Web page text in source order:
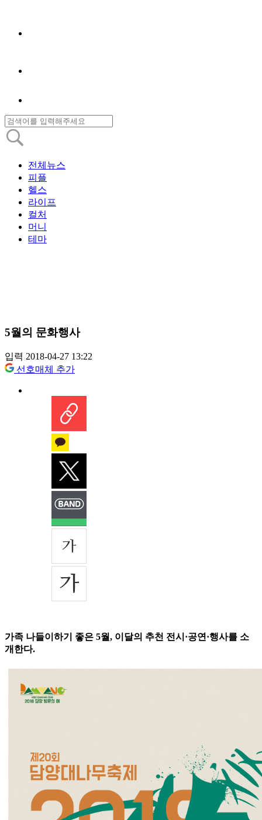
전체뉴스
피플
헬스
라이프
컬처
머니
테마
5월의 문화행사
입력 2018-04-27 13:22
선호매체 추가
가족 나들이하기 좋은 5월, 이달의 추천 전시·공연·행사를 소
개한다.